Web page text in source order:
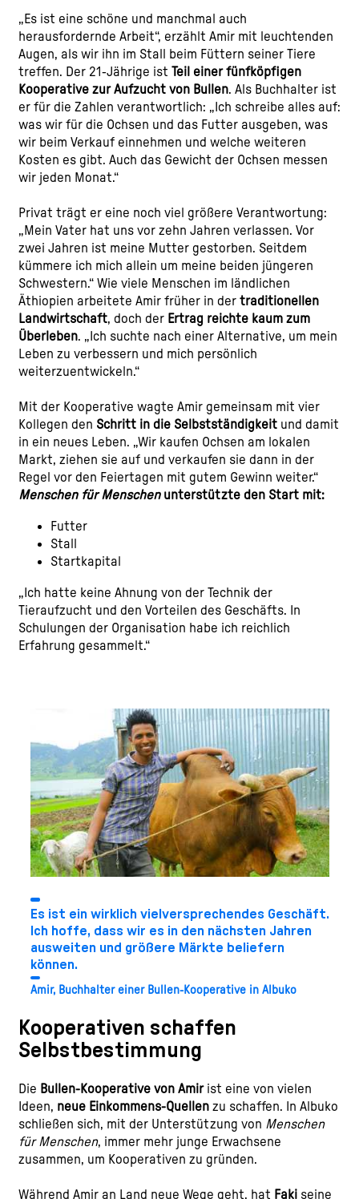
„Es ist eine schöne und manchmal auch
herausfordernde Arbeit“, erzählt Amir mit leuchtenden
Augen, als wir ihn im Stall beim Füttern seiner Tiere
treffen. Der 21-Jährige ist Teil einer fünfköpfigen
Kooperative zur Aufzucht von Bullen. Als Buchhalter ist
er für die Zahlen verantwortlich: „Ich schreibe alles auf:
was wir für die Ochsen und das Futter ausgeben, was
wir beim Verkauf einnehmen und welche weiteren
Kosten es gibt. Auch das Gewicht der Ochsen messen
wir jeden Monat.“
Privat trägt er eine noch viel größere Verantwortung:
„Mein Vater hat uns vor zehn Jahren verlassen. Vor
zwei Jahren ist meine Mutter gestorben. Seitdem
kümmere ich mich allein um meine beiden jüngeren
Schwestern.“ Wie viele Menschen im ländlichen
Äthiopien arbeitete Amir früher in der traditionellen
Landwirtschaft, doch derErtrag reichte kaum zum
Überleben. „Ich suchte nach einer Alternative, um mein
Leben zu verbessern und mich persönlich
weiterzuentwickeln.“
Mit der Kooperative wagte Amir gemeinsam mit vier
Kollegen den Schritt in die Selbstständigkeitund damit
in ein neues Leben. „Wir kaufen Ochsen am lokalen
Markt, ziehen sie auf und verkaufen sie dann in der
Regel vor den Feiertagen mit gutem Gewinn weiter.“
Menschen für Menschenunterstützte den Start mit:
Futter
Stall
Startkapital
„Ich hatte keine Ahnung von der Technik der
Tieraufzucht und den Vorteilen des Geschäfts. In
Schulungen der Organisation habe ich reichlich
Erfahrung gesammelt.“
Es ist ein wirklich vielversprechendes Geschäft.
Ich hoffe, dass wir es in den nächsten Jahren
ausweiten und größere Märkte beliefern
können.
Amir, Buchhalter einer Bullen-Kooperative in Albuko
Kooperativen schaffen
Selbstbestimmung
Die Bullen-Kooperative von Amirist eine von vielen
Ideen, neue Einkommens-Quellenzu schaffen. In Albuko
schließen sich, mit der Unterstützung von Menschen
für Menschen, immer mehr junge Erwachsene
zusammen, um Kooperativen zu gründen.
Während Amir an Land neue Wege geht, hat Faki seine